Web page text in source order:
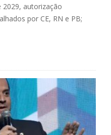
2029, autorização
por CE, RN e PB;